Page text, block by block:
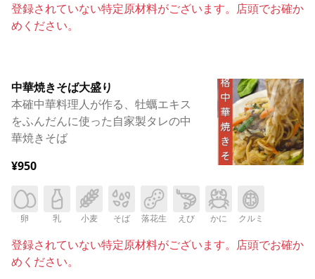
登録されていない特定原材料がございます。店頭でお確か
めください。
中華焼きそば大盛り
本確中華料理人が作る、牡蠣エキス
をふんだんに使った自家製タレの中
華焼きそば
¥950
卵 乳 小麦 そば 落花生 えび かに クルミ
登録されていない特定原材料がございます。店頭でお確か
めください。